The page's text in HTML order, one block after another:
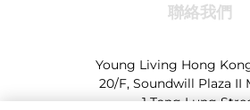
聯絡我們
Young Living Hong
20/F, Soundwill Plaza II
1 Tang Lung